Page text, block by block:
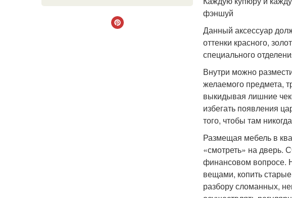
фэншуй
Данный аксессуар
оттенки красного,
специального
Внутри можно
желаемого предмета,
выкидывая лишние
избегать появления
того, чтобы там
Размещая мебель в
«смотреть» на дверь.
финансовом вопросе.
вещами, копить
разбору сломанных,